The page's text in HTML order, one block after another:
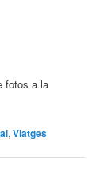
fotos a la
,Viatges